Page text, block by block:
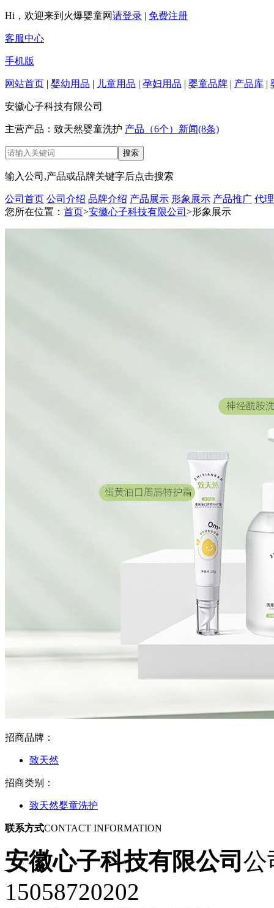
Hi，欢迎来到火爆婴童网请登录 | 免费注册
客服中心
手机版
网站首页 | 婴幼用品 | 儿童用品 | 孕妇用品 | 婴童品牌 | 产品库 |
安徽心子科技有限公司
主营产品：致天然婴童洗护 产品（6个） 新闻(8条)
输入公司,产品或品牌关键字后点击搜索
公司首页 公司介绍 品牌介绍 产品展示 形象展示 产品推广 代
您所在位置： 首页>安徽心子科技有限公司 >形象展示
招商品牌：
致天然
招商类别：
致天然婴童洗护
联系方式CONTACT INFORMATION
安徽心子科技有限公司 公
15058720202